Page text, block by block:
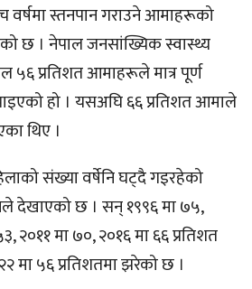
वर्षमा स्तनपान गराउने आमाहरूको
छ । नेपाल जनसांख्यिक स्वास्थ्य
५६ प्रतिशत आमाहरूले मात्र पूर्ण
हो । यसअघि ६६ प्रतिशत आमाले
थिए ।
संख्या वर्षेनि घट्दै गइरहेको
देखाएको छ । सन् १९९६ मा ७५,
२०११ मा ७०, २०१६ मा ६६ प्रतिशत
मा ५६ प्रतिशतमा झरेको छ ।